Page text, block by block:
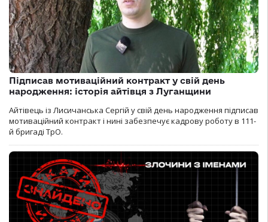
Підписав мотиваційний контракт у свій день
народження: історія айтівця з Луганщини
Айтівець із Лисичанська Сергій у свій день народження підписав
мотиваційний контракт і нині забезпечує кадрову роботу в 111-
й бригаді ТрО.